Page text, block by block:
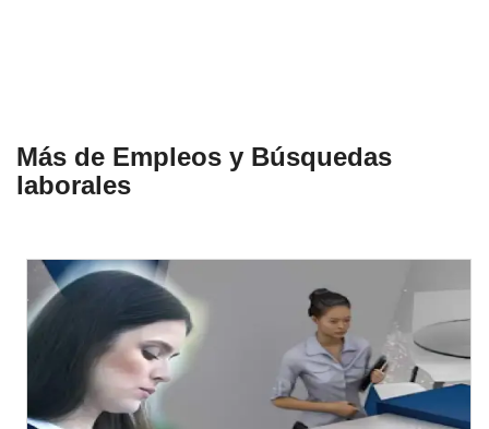
Más de Empleos y Búsquedas
laborales